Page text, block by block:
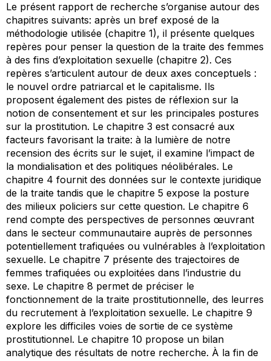
Le présent rapport de recherche s’organise autour des
chapitres suivants: après un bref exposé de la
méthodologie utilisée (chapitre 1), il présente quelques
repères pour penser la question de la traite des femmes
à des fins d’exploitation sexuelle (chapitre 2). Ces
repères s’articulent autour de deux axes conceptuels :
le nouvel ordre patriarcal et le capitalisme. Ils
proposent également des pistes de réflexion sur la
notion de consentement et sur les principales postures
sur la prostitution. Le chapitre 3 est consacré aux
facteurs favorisant la traite: à la lumière de notre
recension des écrits sur le sujet, il examine l’impact de
la mondialisation et des politiques néolibérales. Le
chapitre 4 fournit des données sur le contexte juridique
de la traite tandis que le chapitre 5 expose la posture
des milieux policiers sur cette question. Le chapitre 6
rend compte des perspectives de personnes œuvrant
dans le secteur communautaire auprès de personnes
potentiellement trafiquées ou vulnérables à l’exploitation
sexuelle. Le chapitre 7 présente des trajectoires de
femmes trafiquées ou exploitées dans l’industrie du
sexe. Le chapitre 8 permet de préciser le
fonctionnement de la traite prostitutionnelle, des leurres
du recrutement à l’exploitation sexuelle. Le chapitre 9
explore les difficiles voies de sortie de ce système
prostitutionnel. Le chapitre 10 propose un bilan
analytique des résultats de notre recherche. À la fin de